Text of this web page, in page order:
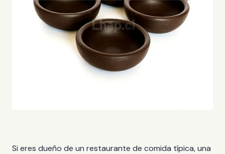
Si eres dueño de un restaurante de comida típica, una